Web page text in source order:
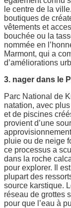
le centre de la
boutiques de
vêtements et
bouchée ou la
nommée en
Marmont, qui a
d’améliorations
3. nager dans le
Parc National de
natation, avec
et de piscines
provient d’une
pluie ou de neige
ce processus a
dans la roche
pour explorer. Il
plupart des
source karstique.
réseau de grottes
pour que l’eau à